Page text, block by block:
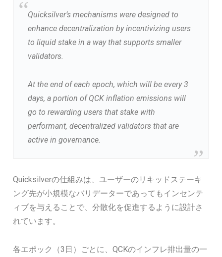
Quicksilver’s mechanisms were designed to
enhance decentralization by incentivizing users
to liquid stake in a way that supports smaller
validators.
At the end of each epoch, which will be every 3
days, a portion of QCK inflation emissions will
go to rewarding users that stake with
performant, decentralized validators that are
active in governance.
Quicksilverの仕組みは、ユーザーのリキッドステーキ
ング先が小規模なバリデーターであってもインセンテ
ィブを与えることで、分散化を促進するように設計さ
れています。
各エポック（3日）ごとに、QCKのインフレ排出量の一